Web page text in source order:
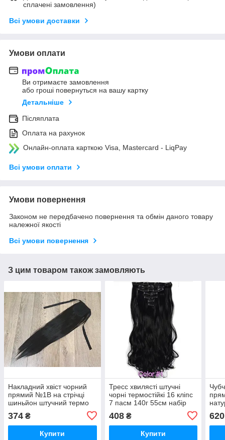
сплачені замовлення)
Всі умови доставки
Умови оплати
Ви отримаєте замовлення
або гроші повернуться на вашу картку
Детальніше
Післяплата
Оплата на рахунок
Онлайн-оплата карткою Visa, Mastercard - LiqPay
Всі умови оплати
Умови повернення
Законом не передбачено повернення та обмін даного товару
належної якості
Всі умови повернення
З цим товаром також замовляють
Накладний хвіст чорний
прямий №1В на стрічці
шиньйон штучний термо
374 ₴
Купити
Тресс хвилясті штучні
чорні термостійкі 16 кліпс
7 пасм 140г 55см набір
408₴
Купити
620